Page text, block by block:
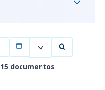
15 documentos
Filtrar por data